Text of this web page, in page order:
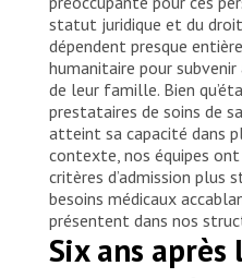
statut juridique et du
dépendent presque
humanitaire pour
de leur famille. Bien
prestataires de soins de
atteint sa capacité dans
contexte, nos équipes
critères d’admission plus
besoins médicaux
présentent dans nos
Six ans après